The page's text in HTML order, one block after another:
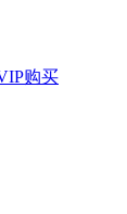
购买